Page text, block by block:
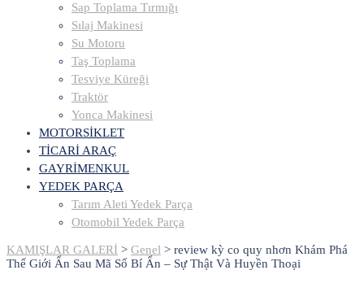
Sap Toplama Tırmığı
Sılaj Makinesi
Su Motoru
Taş Toplama
Tesviye Küreği
Traktör
Yonca Makinesi
MOTORSİKLET
TİCARİ ARAÇ
GAYRİMENKUL
YEDEK PARÇA
Tarım Aleti Yedek Parça
Otomobil Yedek Parça
KAMIŞLAR GALERİ > Genel > review kỳ co quy nhơn Khám Phá
Thế Giới Ẩn Sau Mã Số Bí Ẩn – Sự Thật Và Huyền Thoại